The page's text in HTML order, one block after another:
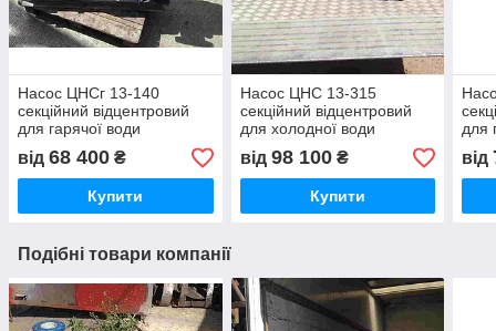
Насос ЦНСг 13-140
секційний відцентровий
для гарячої води
від 68 400 ₴
Купити
Насос ЦНС 13-315
секційний відцентровий
для холодної води
від 98 100₴
Купити
для
від
Подібні товари компанії